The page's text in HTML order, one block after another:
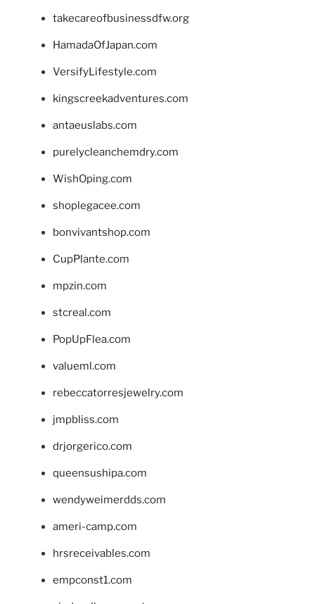
takecareofbusinessdfw.org
HamadaOfJapan.com
VersifyLifestyle.com
kingscreekadventures.com
antaeuslabs.com
purelycleanchemdry.com
WishOping.com
shoplegacee.com
bonvivantshop.com
CupPlante.com
mpzin.com
stcreal.com
PopUpFlea.com
valueml.com
rebeccatorresjewelry.com
jmpbliss.com
drjorgerico.com
queensushipa.com
wendyweimerdds.com
ameri-camp.com
hrsreceivables.com
empconst1.com